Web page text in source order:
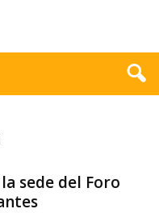
sede del Foro